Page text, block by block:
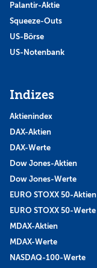
Palantir-Aktie
Squeeze-Outs
US-Börse
US-Notenbank
Indizes
Aktienindex
DAX-Aktien
DAX-Werte
Dow Jones-Aktien
Dow Jones-Werte
EURO STOXX 50-Aktien
EURO STOXX 50-Werte
MDAX-Aktien
MDAX-Werte
NASDAQ-100-Werte